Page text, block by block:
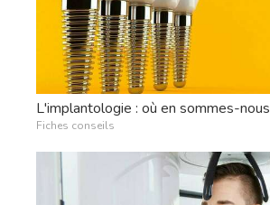
L'implantologie : où en sommes-nous
Fiches conseils